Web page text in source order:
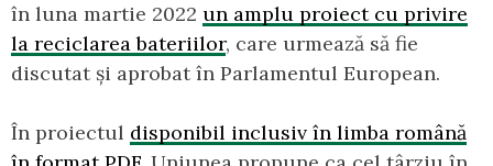
în luna martie 2022 un amplu proiect cu privire
la reciclarea bateriilor, care urmează să fie
discutat și aprobat în Parlamentul European.
În proiectul disponibil inclusiv în limba română